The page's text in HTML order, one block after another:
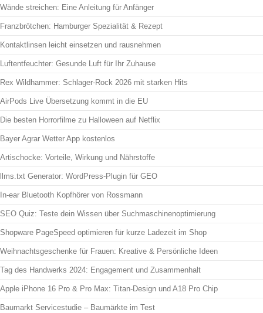
Wände streichen: Eine Anleitung für Anfänger
Franzbrötchen: Hamburger Spezialität & Rezept
Kontaktlinsen leicht einsetzen und rausnehmen
Luftentfeuchter: Gesunde Luft für Ihr Zuhause
Rex Wildhammer: Schlager-Rock 2026 mit starken Hits
AirPods Live Übersetzung kommt in die EU
Die besten Horrorfilme zu Halloween auf Netflix
Bayer Agrar Wetter App kostenlos
Artischocke: Vorteile, Wirkung und Nährstoffe
llms.txt Generator: WordPress-Plugin für GEO
In-ear Bluetooth Kopfhörer von Rossmann
SEO Quiz: Teste dein Wissen über Suchmaschinenoptimierung
Shopware PageSpeed optimieren für kurze Ladezeit im Shop
Weihnachtsgeschenke für Frauen: Kreative & Persönliche Ideen
Tag des Handwerks 2024: Engagement und Zusammenhalt
Apple iPhone 16 Pro & Pro Max: Titan-Design und A18 Pro Chip
Baumarkt Servicestudie – Baumärkte im Test